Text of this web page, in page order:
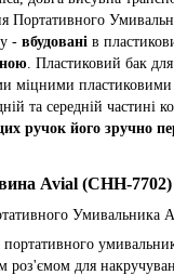
Портативного
- вбудовані в
. Пластиковий бак
міцними пластиковими
та середній частині
ручок його зручно
Avial (CHH-7702)
портативного
роз'ємом для